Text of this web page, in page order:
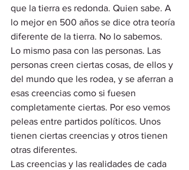
que la tierra es redonda. Quien sabe. A
lo mejor en 500 años se dice otra teoría
diferente de la tierra. No lo sabemos.
Lo mismo pasa con las personas. Las
personas creen ciertas cosas, de ellos y
del mundo que les rodea, y se aferran a
esas creencias como si fuesen
completamente ciertas. Por eso vemos
peleas entre partidos políticos. Unos
tienen ciertas creencias y otros tienen
otras diferentes.
Las creencias y las realidades de cada